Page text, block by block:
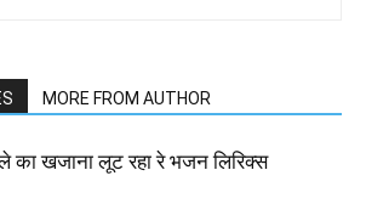
MORE FROM AUTHOR
का खजाना लूट रहा रे भजन लिरिक्स